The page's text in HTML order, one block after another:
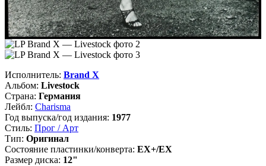
Исполнитель: Brand X
Альбом: Livestock
Страна: Германия
Лейбл: Charisma
Год выпуска/год издания: 1977
Стиль: Прог / Арт
Тип: Оригинал
Состояние пластинки/конверта: EX+/EX
Размер диска: 12"